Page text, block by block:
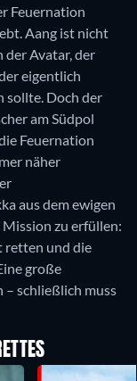
Feuernation
Aang ist nicht
der Avatar, der
eigentlich
sollte. Doch der
am Südpol
Feuernation
näher
aus dem ewigen
Mission zu erfüllen:
retten und die
große
schließlich muss